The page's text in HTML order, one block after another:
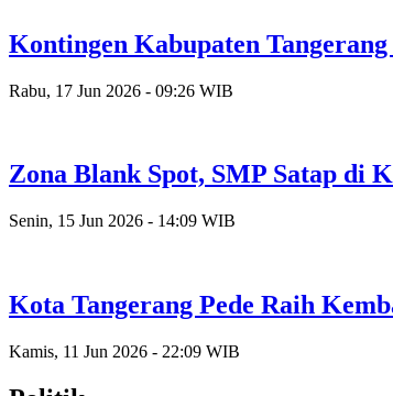
Kontingen Kabupaten
Rabu, 17 Jun 2026 - 09:26 WIB
Zona Blank Spot, SMP Satap di
Senin, 15 Jun 2026 - 14:09 WIB
Kota Tangerang Pede Raih
Kamis, 11 Jun 2026 - 22:09 WIB